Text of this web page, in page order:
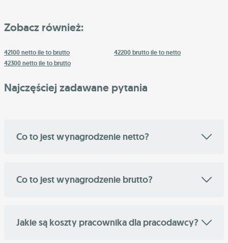
Zobacz również:
42100 netto ile to brutto
42200 brutto ile to netto
42300 netto ile to brutto
Najczęściej zadawane pytania
Co to jest wynagrodzenie netto?
Co to jest wynagrodzenie brutto?
Jakie są koszty pracownika dla pracodawcy?